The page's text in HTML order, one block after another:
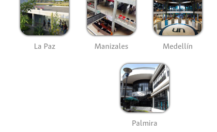
La Paz Manizales Medellín
Palmira